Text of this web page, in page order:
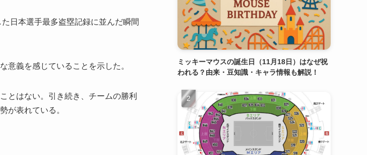
日本選手最多盗塁記録に並んだ瞬間
意義を感じていることを示した。
とはない。引き続き、チームの勝利
が表れている。
ミッキーマウスの誕生日（11月18日）はなぜ祝
われる？由来・豆知識・キャラ情報も解説！